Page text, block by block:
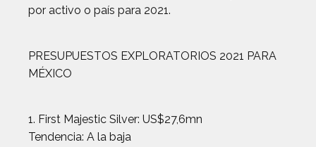
por activo o país para 2021.
PRESUPUESTOS EXPLORATORIOS 2021 PARA
MÉXICO
1. First Majestic Silver: US$27,6mn
Tendencia: A la baja